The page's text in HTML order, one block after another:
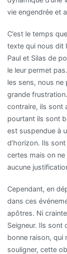
vie engendrée et
C’est le temps
texte qui nous dit
Paul et Silas de
le leur permet
les sens, nous ne
grande
contraire, ils sont
pourtant ils sont
est suspendue à
d’horizon. Ils
certes mais on
aucune
Cependant, en
dans ces
apôtres. Ni
Seigneur. Ils sont
bonne raison, qui
souligner, cette